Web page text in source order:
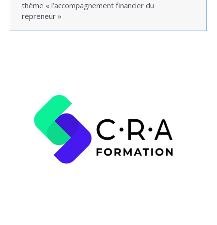
thème « l’accompagnement financier du
repreneur »